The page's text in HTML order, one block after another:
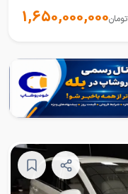
1,650,000,000تومان